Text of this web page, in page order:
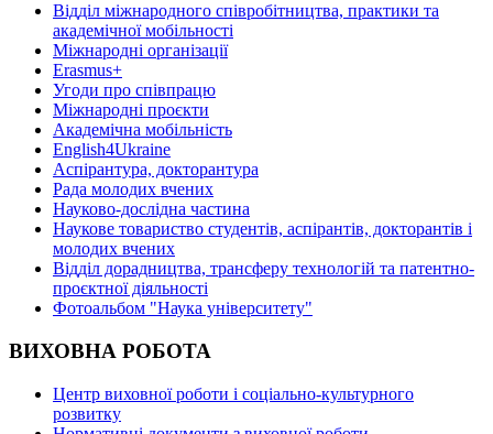
Відділ міжнародного співробітництва, практики та
академічної мобільності
Міжнародні організації
Erasmus+
Угоди про співпрацю
Міжнародні проєкти
Академічна мобільність
English4Ukraine
Аспірантура, докторантура
Рада молодих вчених
Науково-дослідна частина
Наукове товариство студентів, аспірантів, докторантів і
молодих вчених
Відділ дорадництва, трансферу технологій та патентно-
проєктної діяльності
Фотоальбом "Наука університету"
ВИХОВНА РОБОТА
Центр виховної роботи і соціально-культурного
розвитку